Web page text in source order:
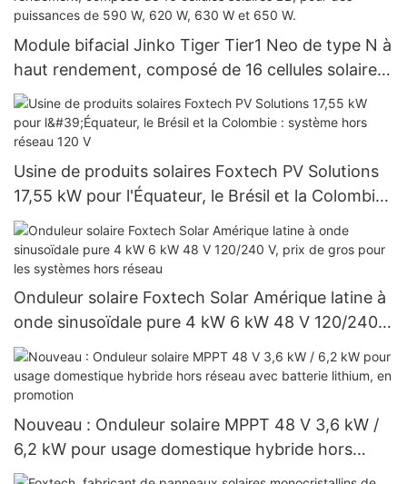
Module bifacial Jinko Tiger Tier1 Neo de type N à
haut rendement, composé de 16 cellules solaires
BB, pour des puissances de 590 W, 620 W, 630 W
et 650 W.
Usine de produits solaires Foxtech PV Solutions
17,55 kW pour l'Équateur, le Brésil et la Colombie :
système hors réseau 120 V
Onduleur solaire Foxtech Solar Amérique latine à
onde sinusoïdale pure 4 kW 6 kW 48 V 120/240
V, prix de gros pour les systèmes hors réseau
Nouveau : Onduleur solaire MPPT 48 V 3,6 kW /
6,2 kW pour usage domestique hybride hors
réseau avec batterie lithium, en promotion